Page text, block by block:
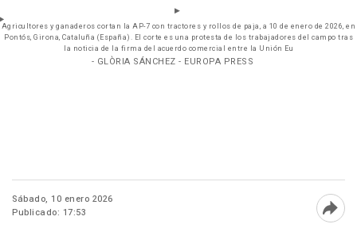
Agricultores y ganaderos cortan la AP-7 con tractores y rollos de paja, a 10 de enero de 2026, en
Pontós, Girona, Cataluña (España). El corte es una protesta de los trabajadores del campo tras
la noticia de la firma del acuerdo comercial entre la Unión Eu
- GLÒRIA SÁNCHEZ - EUROPA PRESS
Sábado, 10 enero 2026
Publicado: 17:53